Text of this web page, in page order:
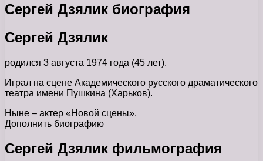
Сергей Дзялик биография
Сергей Дзялик
родился 3 августа 1974 года (45 лет).
Играл на сцене Академического русского драматического
театра имени Пушкина (Харьков).
Ныне – актер «Новой сцены».
Дополнить биографию
Сергей Дзялик фильмография